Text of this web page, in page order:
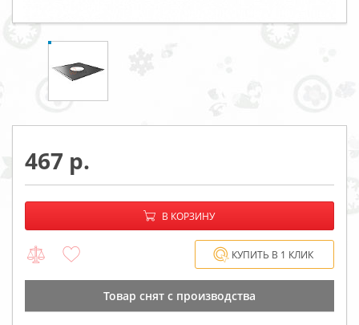
467
−
В КОРЗИНУ
КУПИТЬ В 1 КЛИК
Товар cнят с производства